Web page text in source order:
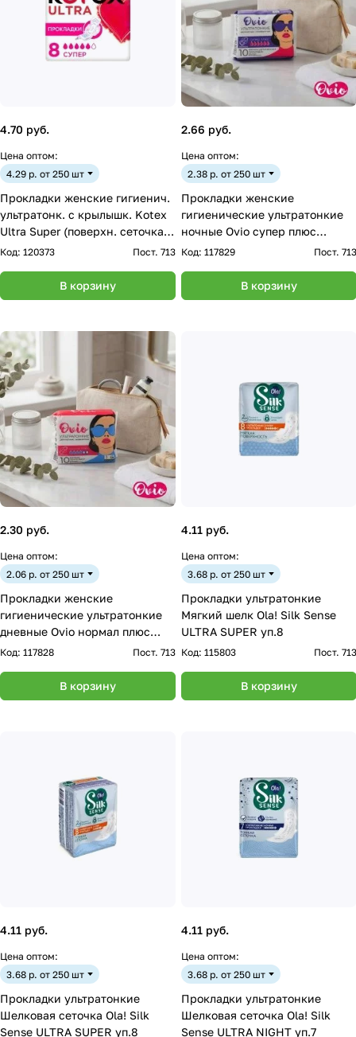
4.70 руб.
Цена оптом:
4.29 р. от 250 шт
Прокладки женские гигиенич.
ультратонк. с крылышк. Kotex
Ultra Super (поверхн. сеточка),
*8 шт
Код: 120373 Пост. 713
В корзину
2.66 руб.
Цена оптом:
2.38 р. от 250 шт
Прокладки женские
гигиенические ультратонкие
ночные Ovio супер плюс
(PK328)
Код: 117829 Пост. 713
В корзину
2.30 руб.
Цена оптом:
2.06 р. от 250 шт
Прокладки женские
гигиенические ультратонкие
дневные Ovio нормал плюс
(PK327)
Код: 117828 Пост. 713
В корзину
4.11 руб.
Цена оптом:
3.68 р. от 250 шт
Прокладки ультратонкие
Мягкий шелк Ola! Silk Sense
ULTRA SUPER уп.8
Код: 115803 Пост. 713
В корзину
4.11 руб.
Цена оптом:
3.68 р. от 250 шт
Прокладки ультратонкие
Шелковая сеточка Ola! Silk
Sense ULTRA SUPER уп.8
4.11 руб.
Цена оптом:
3.68 р. от 250 шт
Прокладки ультратонкие
Шелковая сеточка Ola! Silk
Sense ULTRA NIGHT уп.7